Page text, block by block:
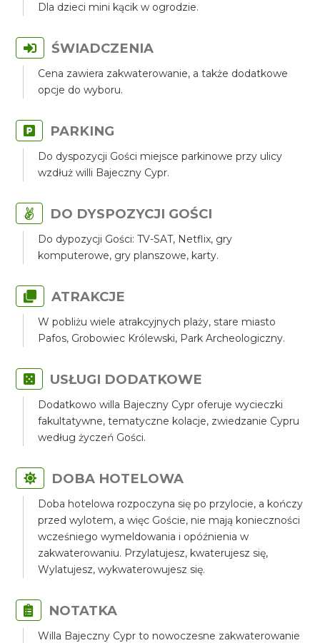
Dla dzieci mini kącik w ogrodzie.
ŚWIADCZENIA
Cena zawiera zakwaterowanie, a także dodatkowe
opcje do wyboru.
PARKING
Do dyspozycji Gości miejsce parkinowe przy ulicy
wzdłuż willi Bajeczny Cypr.
DO DYSPOZYCJI GOŚCI
Do dypozycji Gości: TV-SAT, Netflix, gry
komputerowe, gry planszowe, karty.
ATRAKCJE
W pobliżu wiele atrakcyjnych plaży, stare miasto
Pafos, Grobowiec Królewski, Park Archeologiczny.
USŁUGI DODATKOWE
Dodatkowo willa Bajeczny Cypr oferuje wycieczki
fakultatywne, tematyczne kolacje, zwiedzanie Cypru
według życzeń Gości.
DOBA HOTELOWA
Doba hotelowa rozpoczyna się po przylocie, a kończy
przed wylotem, a więc Goście, nie mają konieczności
wcześniego wymeldowania i opóźnienia w
zakwaterowaniu. Przylatujesz, kwaterujesz się,
Wylatujesz, wykwaterowujesz się.
NOTATKA
Willa Bajeczny Cypr to nowoczesne zakwaterowanie